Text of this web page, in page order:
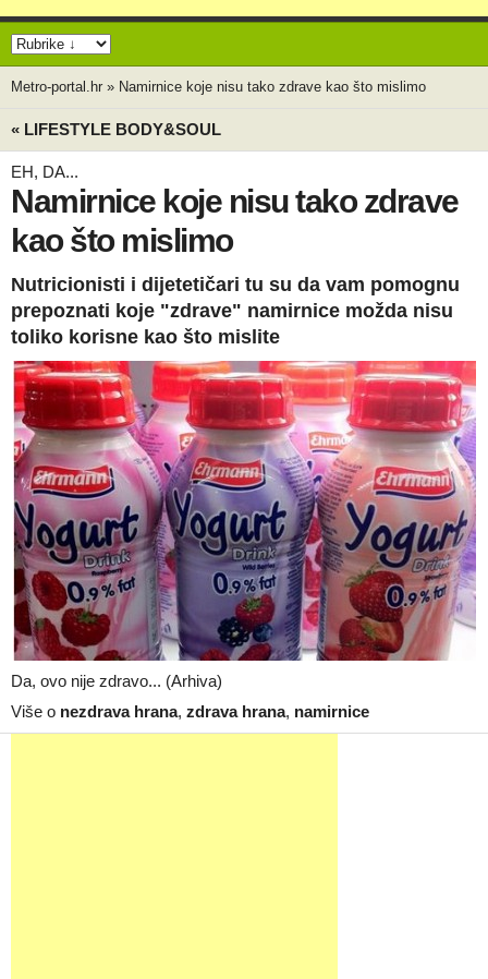
Metro-portal.hr » Namirnice koje nisu tako zdrave kao što mislimo
« LIFESTYLE BODY&SOUL
EH, DA...
Namirnice koje nisu tako zdrave
kao što mislimo
Nutricionisti i dijetetičari tu su da vam pomognu
prepoznati koje "zdrave" namirnice možda nisu
toliko korisne kao što mislite
Da, ovo nije zdravo... (Arhiva)
Više o nezdrava hrana, zdrava hrana, namirnice